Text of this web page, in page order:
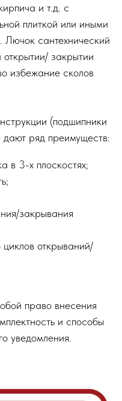
и т.д. с
плиткой или иными
сантехнический
закрытии
избежание сколов
(подшипники
дают ряд преимуществ:
в 3-х плоскостях;
закрывания
открываний/
право внесения
и способы
уведомления.